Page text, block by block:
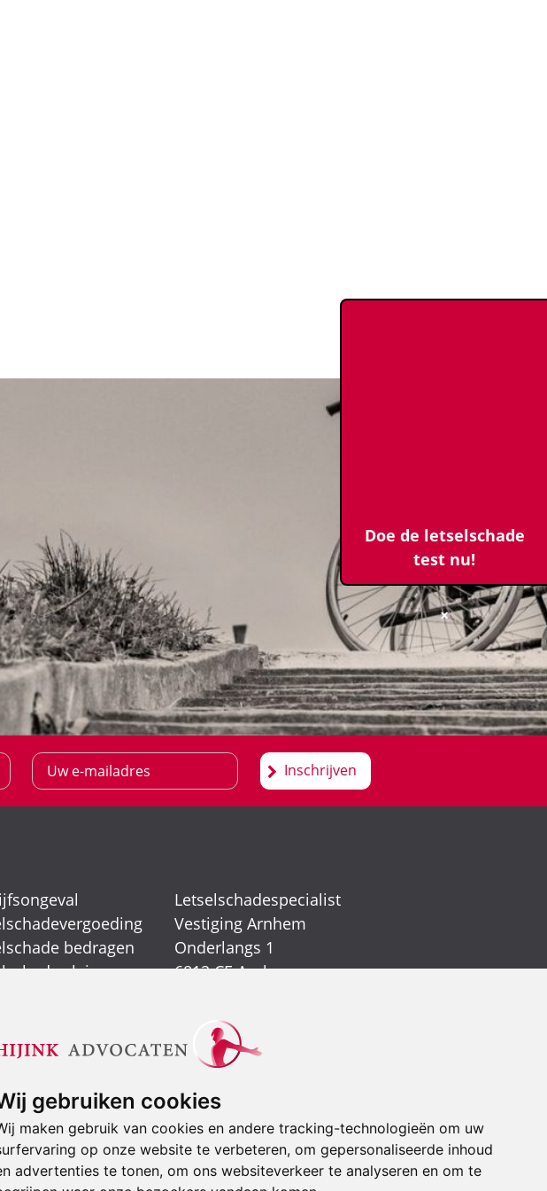
gebruiken cookies
maken gebruik van cookies en andere tracking-technologieën om uw
op onze website te verbeteren, om gepersonaliseerde inhoud
advertenties te tonen, om ons websiteverkeer te analyseren en om te
Inschrijven
Doe de letselschade
test nu!
×
bedragen
claimen
Letselschadespecialist
Vestiging Arnhem
Onderlangs 1
6812 CE Arnhem
Vestiging Nijmegen
Kerkenbos 1021
6546 BB Nijmegen
(024) 388 66 80
Stuur een e-mail